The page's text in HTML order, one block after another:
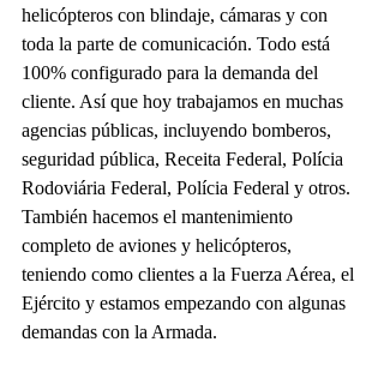
helicópteros con blindaje, cámaras y con
toda la parte de comunicación. Todo está
100% configurado para la demanda del
cliente. Así que hoy trabajamos en muchas
agencias públicas, incluyendo bomberos,
seguridad pública, Receita Federal, Polícia
Rodoviária Federal, Polícia Federal y otros.
También hacemos el mantenimiento
completo de aviones y helicópteros,
teniendo como clientes a la Fuerza Aérea, el
Ejército y estamos empezando con algunas
demandas con la Armada.